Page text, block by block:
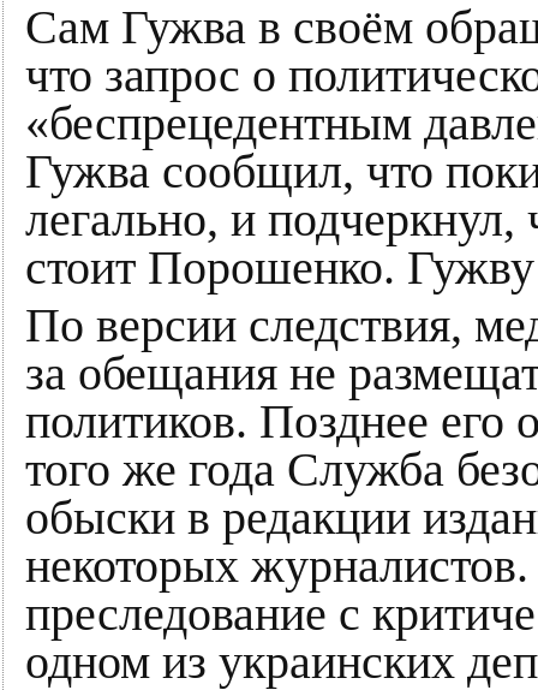
Сам Гужва в своём
что запрос о
«беспрецедентным
Гужва сообщил, что
легально, и подчеркнул,
стоит Порошенко.
По версии следствия,
за обещания не
политиков. Позднее его
того же года Служба
обыски в редакции
некоторых
преследование с
одном из украинских